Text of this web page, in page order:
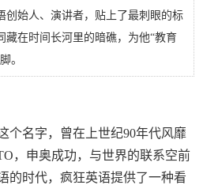
创始人、演讲者，贴上了最刺眼的标
在时间长河里的暗礁，为他“教育
。
个名字，曾在上世纪90年代风靡
，申奥成功，与世界的联系空前
的时代，疯狂英语提供了一种看